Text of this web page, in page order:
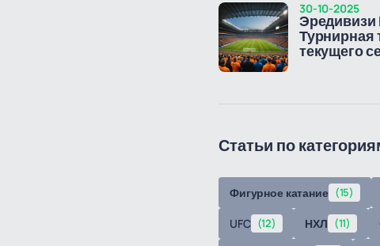
Эредивизи
Турнирная
текущего
30-10-2025
Статьи по
Фигурное катание (15)
UFC (12) НХЛ (11)